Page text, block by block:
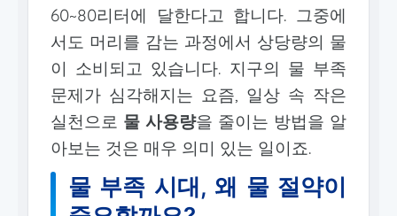
60~80리터에 달한다고 합니다. 그중에
서도 머리를 감는 과정에서 상당량의 물
이 소비되고 있습니다. 지구의 물 부족
문제가 심각해지는 요즘, 일상 속 작은
실천으로 물 사용량을 줄이는 방법을 알
아보는 것은 매우 의미 있는 일이죠.
물 부족 시대, 왜 물 절약이